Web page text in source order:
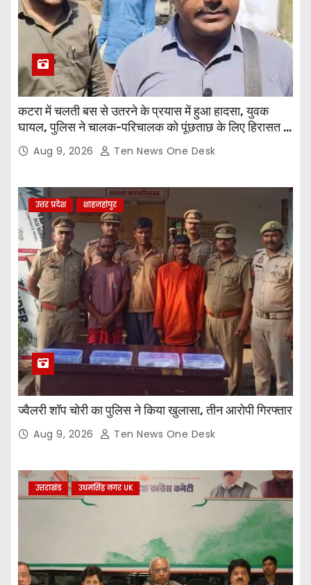
कटरा में चलती बस से उतरने के प्रयास में हुआ हादसा, युवक
घायल, पुलिस ने चालक-परिचालक को पूंछताछ के लिए हिरासत में
लियाAug 9, 2026 Ten News One Desk
उत्तर प्रदेश शाहजहांपुर
ज्वैलरी शॉप चोरी का पुलिस ने किया खुलासा, तीन आरोपी गिरफ्तार
Aug 9, 2026 Ten News One Desk
उत्तराखंड उधमसिंह नगर UK